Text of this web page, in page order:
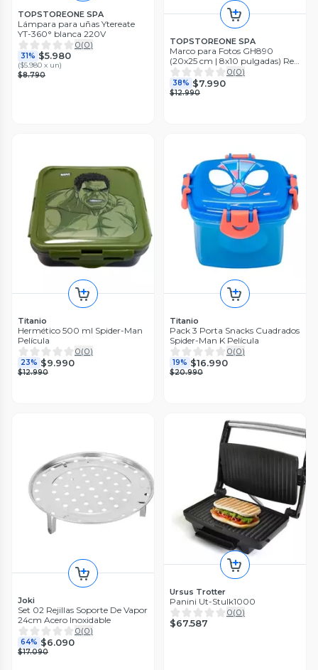
TOPSTOREONE SPA
Lámpara para uñas Ytereate
YT-360° blanca 220V
0(0)
31% $5.980
($5.980 x un)
$8.790
TOPSTOREONE SPA
Marco para Fotos GH890
(20x25 cm | 8x10 pulgadas) Ref.
22158
0(0)
38% $7.990
$12.990
Titanio
Hermético 500 ml Spider-Man
Película
0(0)
23% $9.990
$12.990
Titanio
Pack 3 Porta Snacks Cuadrados
Spider-Man K Película
0(0)
19% $16.990
$20.990
Joki
Set 02 Rejillas Soporte De Vapor
24cm Acero Inoxidable
0(0)
64% $6.090
$17.090
Ursus Trotter
Panini Ut-Stulk1000
0(0)
$67.587